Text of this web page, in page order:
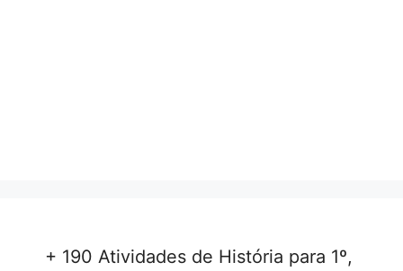
+ 190 Atividades de História para 1º,